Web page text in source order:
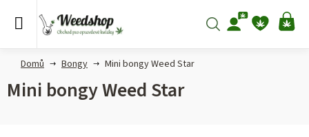
Hledat
Domů Bongy Mini bongy Weed Star
Mini bongy Weed Star